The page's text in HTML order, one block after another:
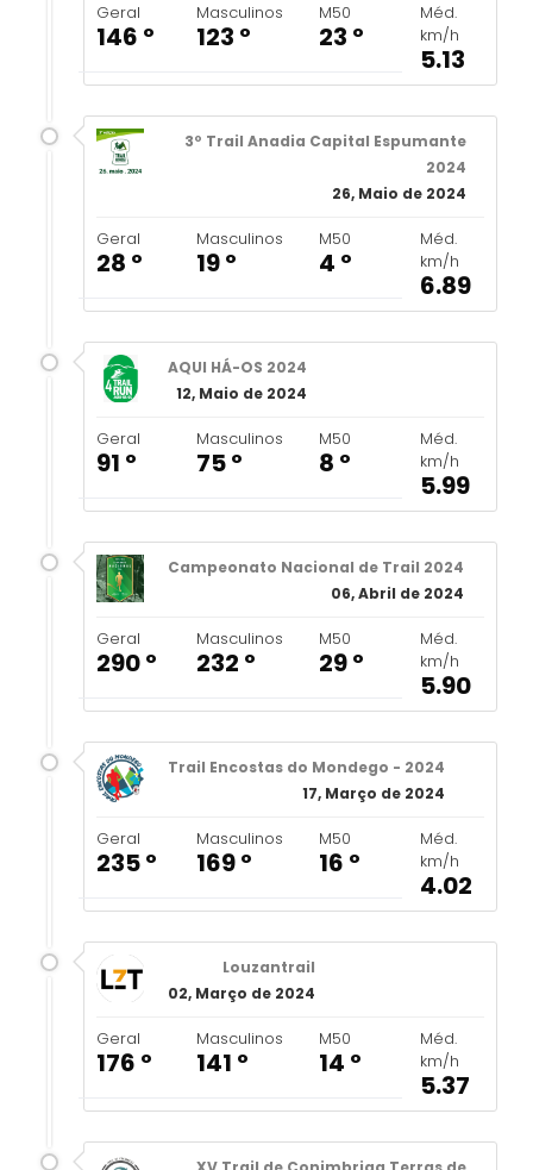
Geral
146 º
Masculinos
123 º
M50
23 º
Méd.
km/h
5.13
3º Trail Anadia Capital Espumante
2024
26, Maio de 2024
Geral
28 º
Masculinos
19 º
M50
4 º
Méd.
km/h
6.89
AQUI HÁ-OS 2024
12, Maio de 2024
Geral
91 º
Masculinos
75 º
M50
8 º
Méd.
km/h
5.99
Campeonato Nacional de Trail 2024
06, Abril de 2024
Geral
290 º
Masculinos
232 º
M50
29 º
Méd.
km/h
5.90
Trail Encostas do Mondego - 2024
17, Março de 2024
Geral
235 º
Masculinos
169 º
M50
16 º
Méd.
km/h
4.02
Louzantrail
02, Março de 2024
Geral
176 º
Masculinos
141 º
M50
14 º
Méd.
km/h
5.37